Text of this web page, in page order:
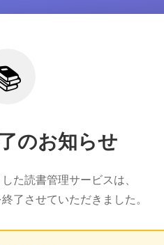
のお知らせ
た読書管理サービスは、
了させていただきました。